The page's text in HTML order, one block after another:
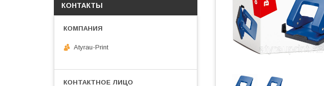
КОНТАКТЫ
Atyrau-Print